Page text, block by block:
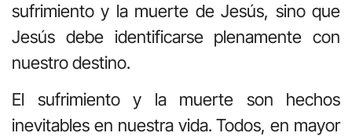
sufrimiento y la muerte de Jesús, sino que
Jesús debe identificarse plenamente con
nuestro destino.
El sufrimiento y la muerte son hechos
inevitables en nuestra vida. Todos, en mayor